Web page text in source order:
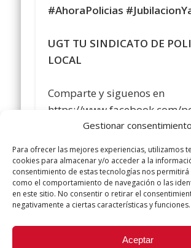
Gestionar consentimiento
Para ofrecer las mejores experiencias, utilizamos
cookies para almacenar y/o acceder a la
consentimiento de estas tecnologías nos
como el comportamiento de navegación o las
en este sitio. No consentir o retirar el
negativamente a ciertas características y funciones.
Aceptar
#AhoraPolicias
UGT TU SINDICATO DE
LOCAL
Comparte y siguenos en
https://www.facebook.com/
#sindicatopolicialocalugt
+Sindicato Policía Local UGT
twitter.com/UGTPoliciaLocal
http://www.policialocalugt.es
Did you like this article? Share it with